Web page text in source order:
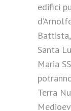
edifici
Santa
Maria
Terra